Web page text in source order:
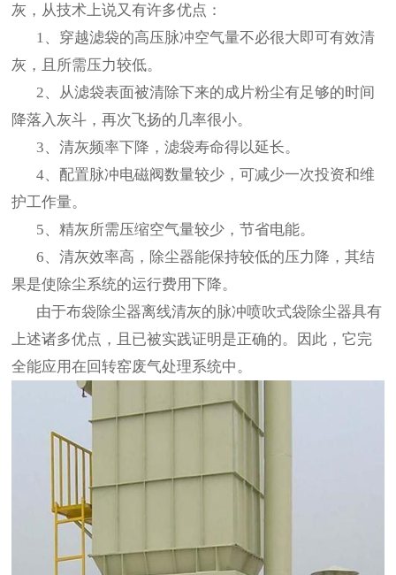
灰，从技术上说又有许多优点：
1、穿越滤袋的高压脉冲空气量不必很大即可有效清
灰，且所需压力较低。
2、从滤袋表面被清除下来的成片粉尘有足够的时间
降落入灰斗，再次飞扬的几率很小。
3、清灰频率下降，滤袋寿命得以延长。
4、配置脉冲电磁阀数量较少，可减少一次投资和维
护工作量。
5、精灰所需压缩空气量较少，节省电能。
6、清灰效率高，除尘器能保持较低的压力降，其结
果是使除尘系统的运行费用下降。
由于布袋除尘器离线清灰的脉冲喷吹式袋除尘器具有
上述诸多优点，且已被实践证明是正确的。因此，它完
全能应用在回转窑废气处理系统中。